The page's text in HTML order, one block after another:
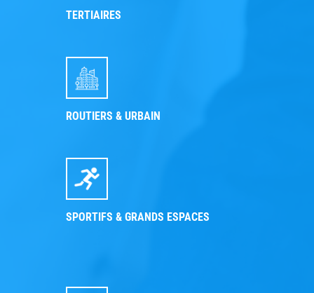
TERTIAIRES
ROUTIERS & URBAIN
SPORTIFS & GRANDS ESPACES